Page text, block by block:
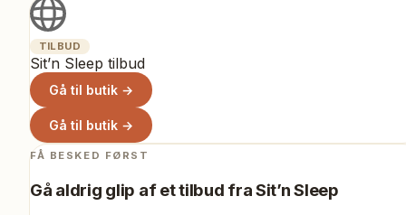
TILBUD
Sit’n Sleep tilbud
Gå til butik →
Gå til butik →
FÅ BESKED FØRST
Gå aldrig glip af et tilbud fraSit’n Sleep